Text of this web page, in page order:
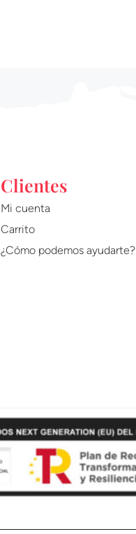
Clientes
Mi cuenta
Carrito
¿Cómo podemos ayudarte?